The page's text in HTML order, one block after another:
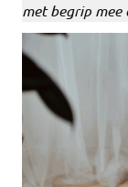
met begrip